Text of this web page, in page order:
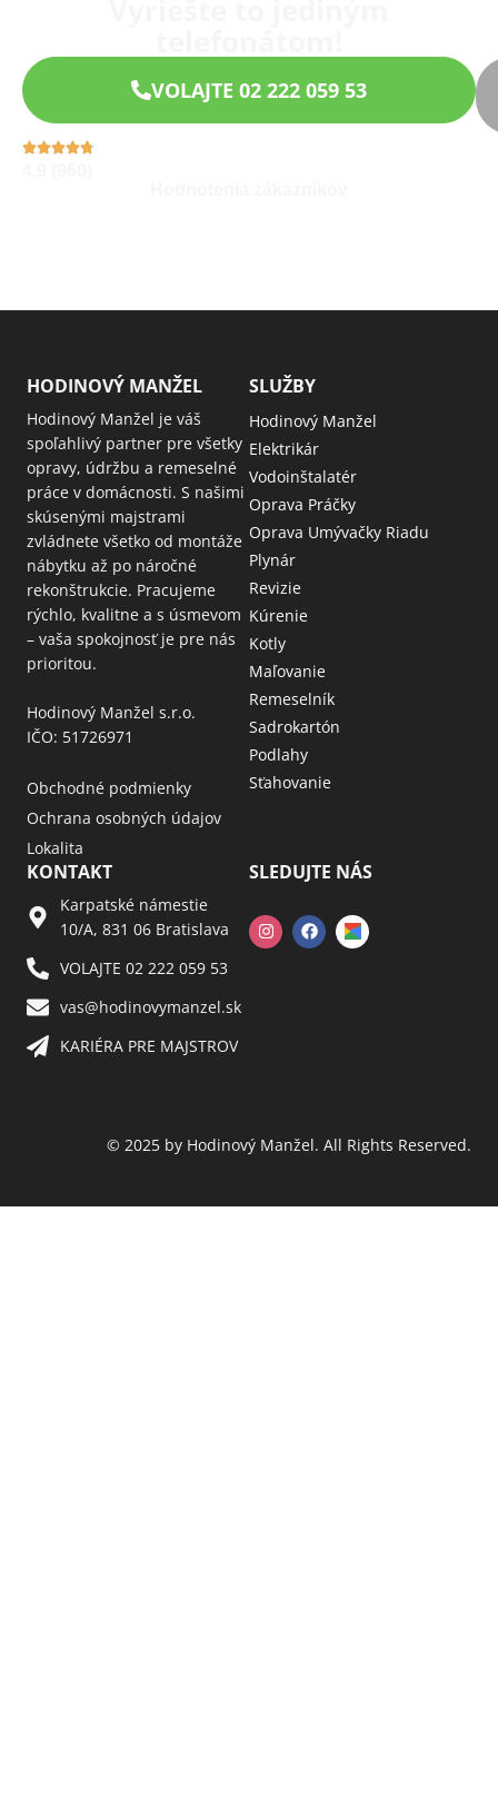
VOLAJTE 02 222 059 53
HODINOVÝ MANŽEL
Hodinový Manžel je váš
spoľahlivý partner pre všetky
opravy, údržbu a remeselné
práce v domácnosti. S našimi
skúsenými majstrami
zvládnete všetko od montáže
nábytku až po náročné
rekonštrukcie. Pracujeme
rýchlo, kvalitne a s úsmevom
– vaša spokojnosť je pre nás
prioritou.
Hodinový Manžel s.r.o.
IČO: 51726971
Obchodné podmienky
Ochrana osobných údajov
Lokalita
SLUŽBY
Hodinový Manžel
Elektrikár
Vodoinštalatér
Oprava Práčky
Oprava Umývačky Riadu
Plynár
Revizie
Kúrenie
Kotly
Maľovanie
Remeselník
Sadrokartón
Podlahy
Sťahovanie
KONTAKT
Karpatské námestie
10/A, 831 06 Bratislava
VOLAJTE 02 222 059 53​
vas@hodinovymanzel.sk​
KARIÉRA PRE MAJSTROV​
SLEDUJTE NÁS
© 2025 by Hodinový Manžel. All Rights Reserved.